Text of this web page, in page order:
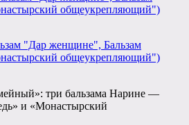
"Дар женщине", Бальзам
общеукрепляющий")
три бальзама Нарине —
и «Монастырский